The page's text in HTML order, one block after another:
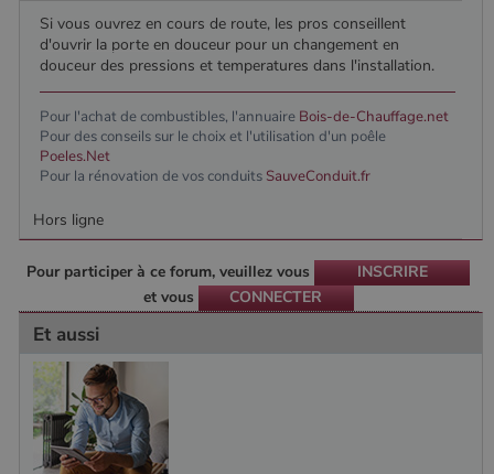
Si vous ouvrez en cours de route, les pros conseillent
d'ouvrir la porte en douceur pour un changement en
douceur des pressions et temperatures dans l'installation.
Pour l'achat de combustibles, l'annuaire Bois-de-Chauffage.net
Pour des conseils sur le choix et l'utilisation d'un poêle
Poeles.Net
Pour la rénovation de vos conduits SauveConduit.fr
Hors ligne
Pour participer à ce forum, veuillez vous
INSCRIRE
et vous
CONNECTER
Et aussi